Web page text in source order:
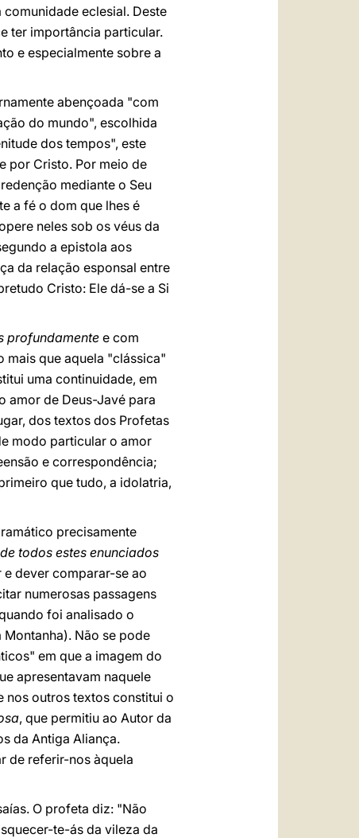
eclesial. Deste
ter importância particular.
e especialmente sobre a
abençoada "com
do mundo", escolhida
dos tempos", este
por Cristo. Por meio de
mediante o Seu
a fé o dom que lhes é
neles sob os véus da
a epistola aos
da relação esponsal entre
Cristo: Ele dá-se a Si
profundamentee com
mais que aquela "clássica"
uma continuidade, em
amor de Deus-Javé para
dos textos dos Profetas
modo particular o amor
e correspondência;
que tudo, a idolatria,
precisamente
todos estes enunciados
dever comparar-se ao
numerosas passagens
foi analisado o
Não se pode
em que a imagem do
apresentavam naquele
nos outros textos constitui o
, que permitiu ao Autor da
da Antiga Aliança.
de referir-nos àquela
O profeta diz: "Não
te-ás da vileza da